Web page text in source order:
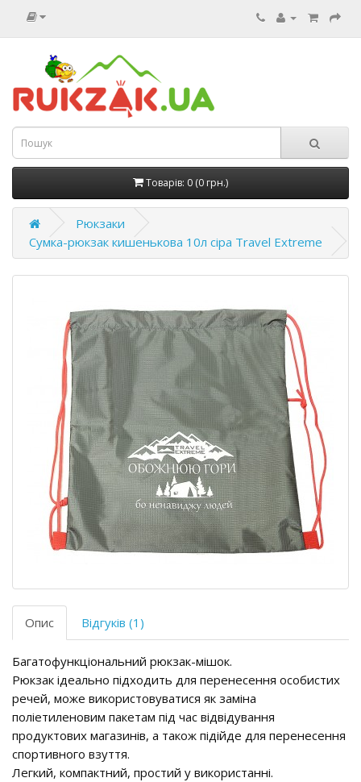
Товарів: 0 (0 грн.)
Рюкзаки
Сумка-рюкзак кишенькова 10л сіра Travel Extreme
Опис Відгуків (1)
Багатофункціональний рюкзак-мішок.
Рюкзак ідеально підходить для перенесення особистих
речей, може використовуватися як заміна
поліетиленовим пакетам під час відвідування
продуктових магазинів, а також підійде для перенесення
спортивного взуття.
Легкий, компактний, простий у використанні.